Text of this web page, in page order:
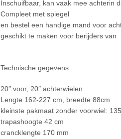
Inschuifbaar, kan vaak mee achterin
Compleet met spiegel
en bestel een handige mand voor
geschikt te maken voor berijders van
Technische gegevens:
20″ voor, 20″ achterwielen
Lengte 162-227 cm, breedte 88cm
kleinste pakmaat zonder voorwiel:
trapashoogte 42 cm
crancklengte 170 mm